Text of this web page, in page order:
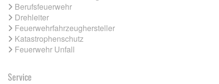
Berufsfeuerwehr
Drehleiter
Feuerwehrfahrzeughersteller
Katastrophenschutz
Feuerwehr Unfall
Service